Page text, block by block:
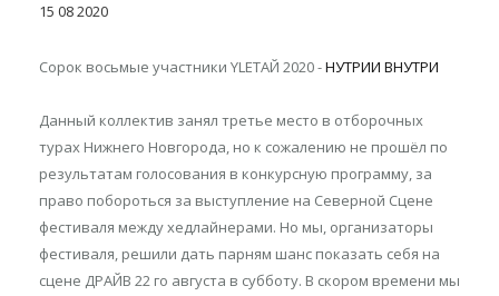
15 082020
Сорок восьмые участники YLETAЙ 2020 -НУТРИИ ВНУТРИ
Данный коллектив занял третье место в отборочных
турах Нижнего Новгорода, но к сожалению не прошёл по
результатам голосования в конкурсную программу, за
право побороться за выступление на Северной Сцене
фестиваля между хедлайнерами. Но мы, организаторы
фестиваля, решили дать парням шанс показать себя на
сцене ДРАЙВ 22 го августа в субботу. В скором времени мы